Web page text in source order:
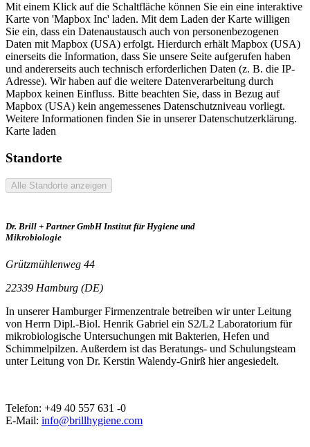
Mit einem Klick auf die Schaltfläche können Sie ein eine interaktive
Karte von 'Mapbox Inc' laden. Mit dem Laden der Karte willigen
Sie ein, dass ein Datenaustausch auch von personenbezogenen
Daten mit Mapbox (USA) erfolgt. Hierdurch erhält Mapbox (USA)
einerseits die Information, dass Sie unsere Seite aufgerufen haben
und andererseits auch technisch erforderlichen Daten (z. B. die IP-
Adresse). Wir haben auf die weitere Datenverarbeitung durch
Mapbox keinen Einfluss. Bitte beachten Sie, dass in Bezug auf
Mapbox (USA) kein angemessenes Datenschutzniveau vorliegt.
Weitere Informationen finden Sie in unserer Datenschutzerklärung.
Karte laden
Standorte
Alle Standorte anzeigen
Dr. Brill + Partner GmbH Institut für Hygiene und
Mikrobiologie
Grützmühlenweg 44
22339 Hamburg (DE)
In unserer Hamburger Firmenzentrale betreiben wir unter Leitung
von Herrn Dipl.-Biol. Henrik Gabriel ein S2/L2 Laboratorium für
mikrobiologische Untersuchungen mit Bakterien, Hefen und
Schimmelpilzen. Außerdem ist das Beratungs- und Schulungsteam
unter Leitung von Dr. Kerstin Walendy-Gnirß hier angesiedelt.
Telefon: +49 40 557 631 -0
E-Mail: info@brillhygiene.com